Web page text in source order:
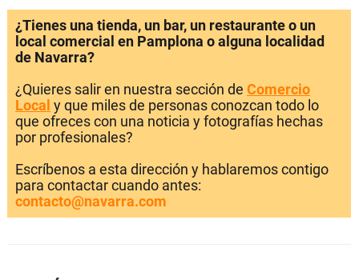
¿Tienes una tienda, un bar, un restaurante o un
local comercial en Pamplona o alguna localidad
de Navarra?
¿Quieres salir en nuestra sección de Comercio
Local y que miles de personas conozcan todo lo
que ofreces con una noticia y fotografías hechas
por profesionales?
Escríbenos a esta dirección y hablaremos contigo
para contactar cuando antes:
contacto@navarra.com